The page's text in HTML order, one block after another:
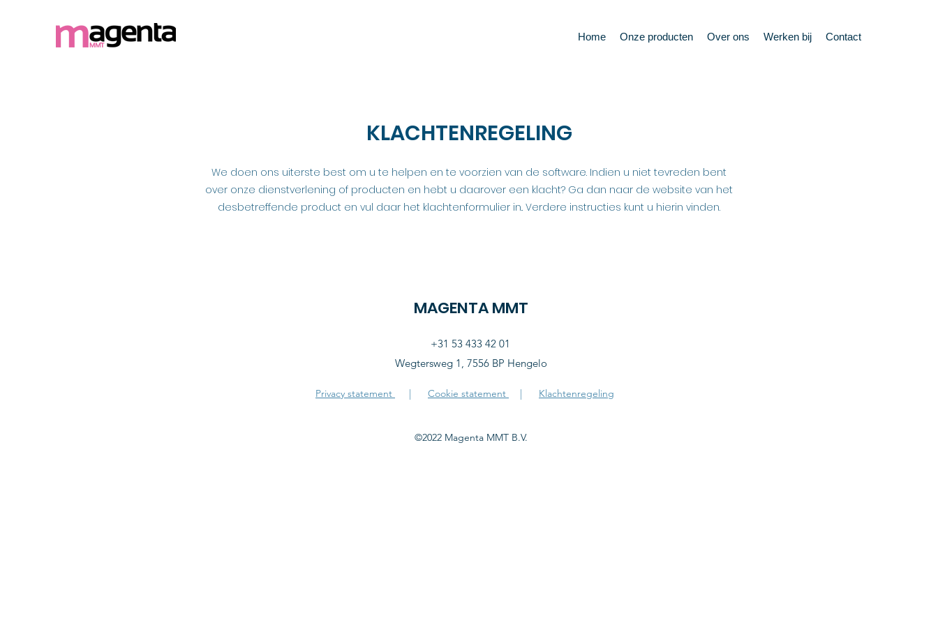
Home Onze producten Over ons Werken bij Contact
KLACHTENREGELING
We doen ons uiterste best om u te helpen en te voorzien van de software. Indien u niet tevreden bent
over onze dienstverlening of producten en hebt u daarover een klacht? Ga dan naar de website van het
desbetreffende product en vul daar het klachtenformulier in.. Verdere instructies kunt u hierin vinden.
MAGENTA MMT
Wegtersweg 1, 7556 BP Hengelo
+31 53 433 42 01
Privacy statement | Cookie statement | Klachtenregeling
©2022 Magenta MMT B.V.